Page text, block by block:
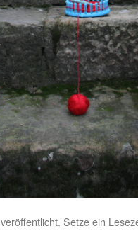
veröffentlicht. Setze ein